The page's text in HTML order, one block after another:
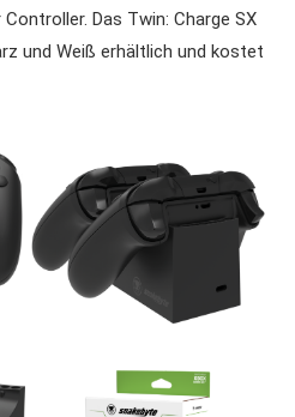
Das Twin: Charge SX
und Weiß erhältlich und kostet